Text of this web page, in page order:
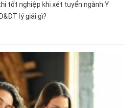
tốt nghiệp khi xét tuyển ngành Y
lý giải gì?